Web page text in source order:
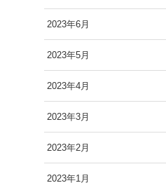
2023年6月
2023年5月
2023年4月
2023年3月
2023年2月
2023年1月